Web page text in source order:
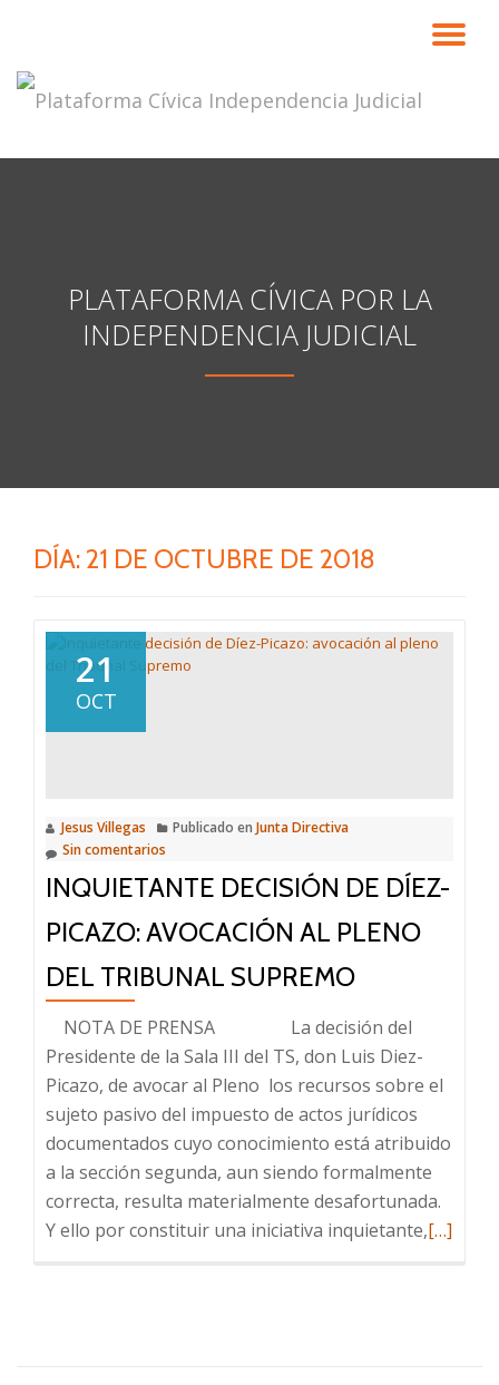
contenido
PLATAFORMA CÍVICA POR LA
INDEPENDENCIA JUDICIAL
DÍA: 21 DE OCTUBRE DE 2018
21
OCT
Jesus Villegas Publicado en Junta Directiva
Sin comentarios
INQUIETANTE DECISIÓN DE DÍEZ-
PICAZO: AVOCACIÓN AL PLENO
DEL TRIBUNAL SUPREMO
NOTA DE PRENSA La decisión del
Presidente de la Sala III del TS, don Luis Diez-
Picazo, de avocar al Pleno los recursos sobre el
sujeto pasivo del impuesto de actos jurídicos
documentados cuyo conocimiento está atribuido
a la sección segunda, aun siendo formalmente
correcta, resulta materialmente desafortunada.
Y ello por constituir una iniciativa inquietante,Leer
de
[…]